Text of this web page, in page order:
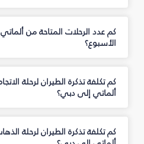
كم عدد الرحلات المتاحة من
الأسبوع؟
كم تكلفة تذكرة الطيران لرحلة
ألماتي إلى دبي؟
كم تكلفة تذكرة الطيران لرحلة